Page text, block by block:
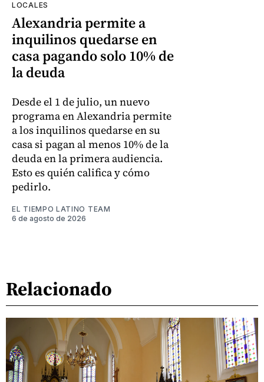
LOCALES
Alexandria permite a
inquilinos quedarse en
casa pagando solo 10% de
la deuda
Desde el 1 de julio, un nuevo
programa en Alexandria permite
a los inquilinos quedarse en su
casa si pagan al menos 10% de la
deuda en la primera audiencia.
Esto es quién califica y cómo
pedirlo.
EL TIEMPO LATINO TEAM
6 de agosto de 2026
Relacionado